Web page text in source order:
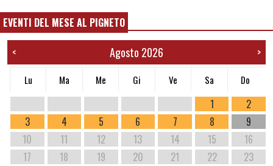
EVENTI DEL MESE AL PIGNETO
< Agosto 2026 >
Lu Ma Me Gi Ve Sa Do
1
2
3
4 5 6 7 8
9
10
11 12 13 14 15
16
17
18 19 20 21 22
23